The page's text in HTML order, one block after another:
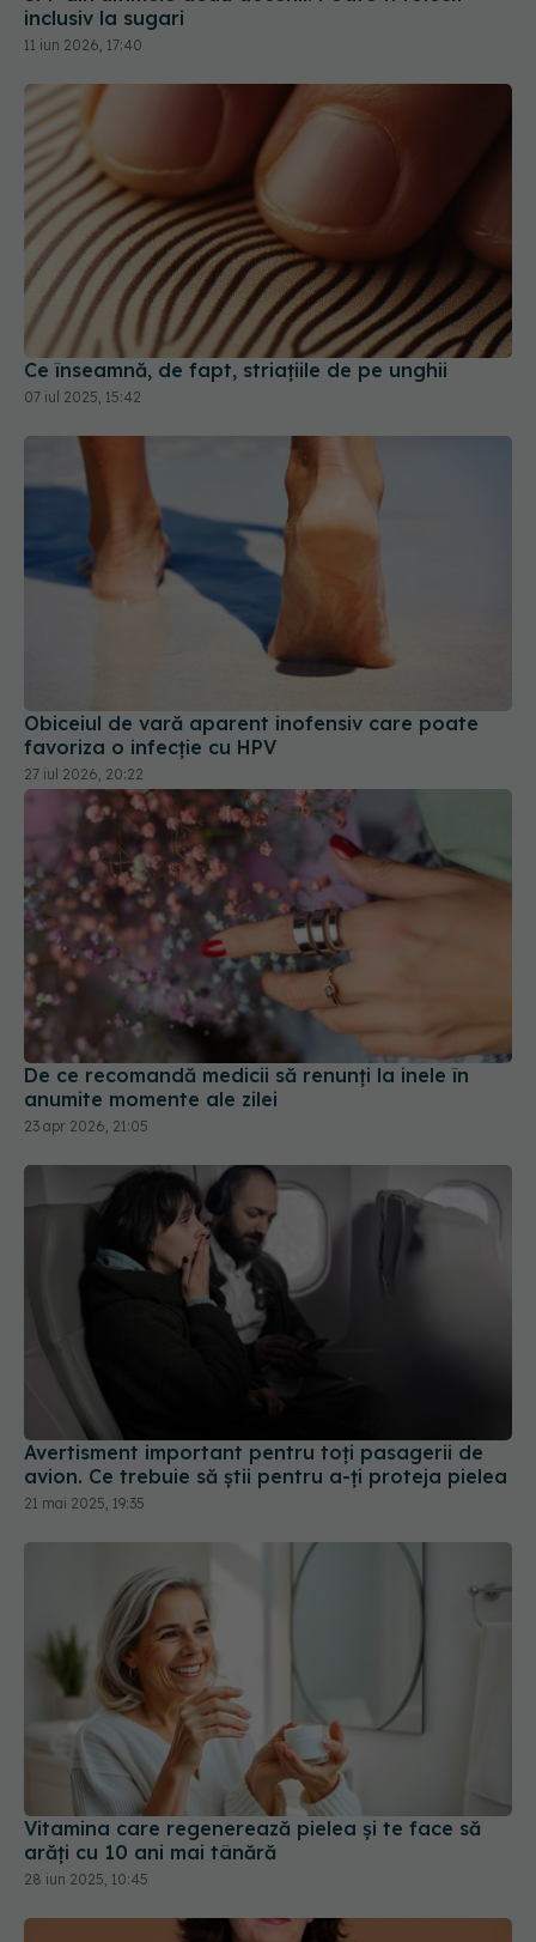
inclusiv la sugari
11 iun 2026, 17:40
Ce înseamnă, de fapt, striațiile de pe unghii
07 iul 2025, 15:42
Obiceiul de vară aparent inofensiv care poate
favoriza o infecție cu HPV
27 iul 2026, 20:22
De ce recomandă medicii să renunți la inele în
anumite momente ale zilei
23 apr 2026, 21:05
Avertisment important pentru toți pasagerii de
avion. Ce trebuie să știi pentru a-ți proteja pielea
21 mai 2025, 19:35
Vitamina care regenerează pielea și te face să
arăți cu 10 ani mai tânără
28 iun 2025, 10:45